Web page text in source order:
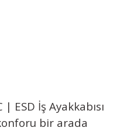
ESD İş Ayakkabısı
bir arada